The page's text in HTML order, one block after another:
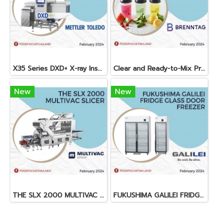
X35 Series DXD+ X-ray Inspection System Clear and Ready-to-Mix Protein Shakes
New
THE SLX 2000 MULTIVAC SLICER
New
FUKUSHIMA GALILEI FRIDGE GLASS DOOR FREEZER